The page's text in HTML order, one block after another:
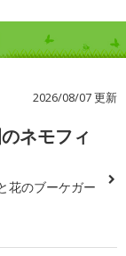
2026/08/07 更新
ネモフィ
花のブーケガー